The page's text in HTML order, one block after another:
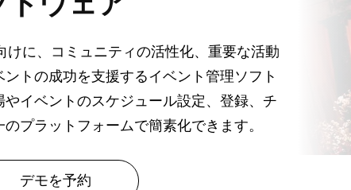
けに、コミュニティの活性化、重要な活動
トの成功を支援するイベント管理ソフト
イベントのスケジュール設定、登録、チ
プラットフォームで簡素化できます。
デモを予約